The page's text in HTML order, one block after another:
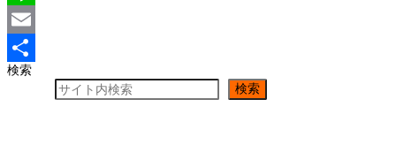
Line
Email
共
検索
検索